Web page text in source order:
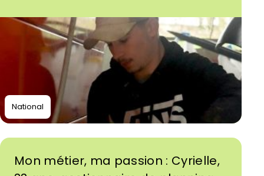
National
Mon métier, ma passion : Cyrielle,